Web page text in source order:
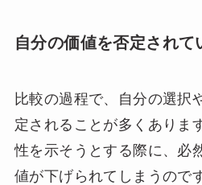
自分の価値を否定されて
比較の過程で、自分の選択
定されることが多くありま
性を示そうとする際に、必
値が下げられてしまうので